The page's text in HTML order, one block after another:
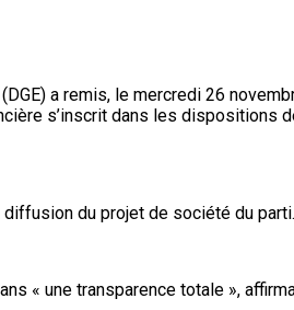
a remis, le mercredi 26
s’inscrit dans les dispositions
diffusion du projet de société du parti.
« une transparence totale »,